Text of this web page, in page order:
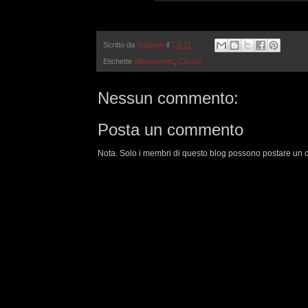
Scritto da Raffaele il 7.5.11
Etichette allenamento Circuiti
Nessun commento:
Posta un commento
Nota. Solo i membri di questo blog possono postare un